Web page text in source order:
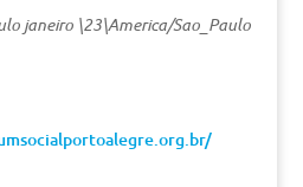
janeiro \23\America/Sao_Paulo